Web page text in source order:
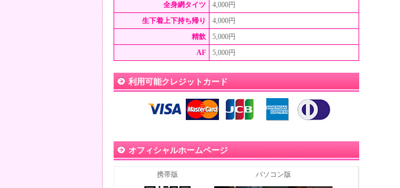
全身網タイツ
4,000円
生下着上下持ち帰り
4,000円
精飲
5,000円
AF
5,000円
利用可能クレジットカード
オフィシャルホームページ
携帯版 パソコン版